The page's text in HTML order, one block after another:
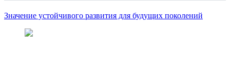
Значение устойчивого развития для будущих поколений